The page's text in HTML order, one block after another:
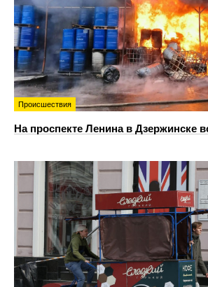
Происшествия
На проспекте Ленина в Дзержинске